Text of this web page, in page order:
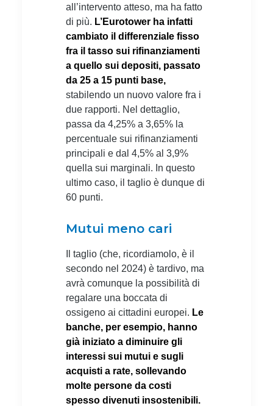
all’intervento atteso, ma ha fatto
di più. L’Eurotower ha infatti
cambiato il differenziale fisso
fra il tasso sui rifinanziamenti
a quello sui depositi, passato
da 25 a 15 punti base,
stabilendo un nuovo valore fra i
due rapporti. Nel dettaglio,
passa da 4,25% a 3,65% la
percentuale sui rifinanziamenti
principali e dal 4,5% al 3,9%
quella sui marginali. In questo
ultimo caso, il taglio è dunque di
60 punti.
Mutui meno cari
Il taglio (che, ricordiamolo, è il
secondo nel 2024) è tardivo, ma
avrà comunque la possibilità di
regalare una boccata di
ossigeno ai cittadini europei. Le
banche, per esempio, hanno
già iniziato a diminuire gli
interessi sui mutui e sugli
acquisti a rate, sollevando
molte persone da costi
spesso divenuti insostenibili.